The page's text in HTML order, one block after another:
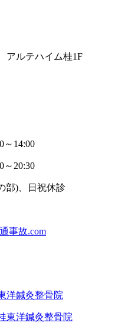
アルテハイム桂1F
～ 14:00
～ 20:30
部) 、日祝休診
事故.com
鍼灸整骨院
洋鍼灸整骨院